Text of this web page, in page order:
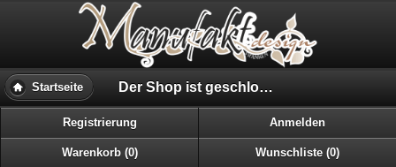
Startseite Der Shop ist geschloßen..
Registrierung Anmelden
Warenkorb (0) Wunschliste (0)